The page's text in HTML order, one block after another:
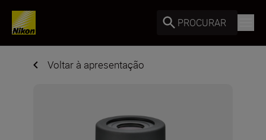
PROCURAR
Voltar à apresentação